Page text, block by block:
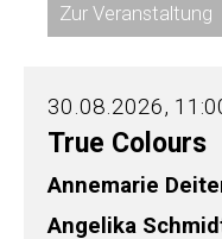
Zur Veranstaltung
30.08.2026,
True Colours
Annemarie
Angelika